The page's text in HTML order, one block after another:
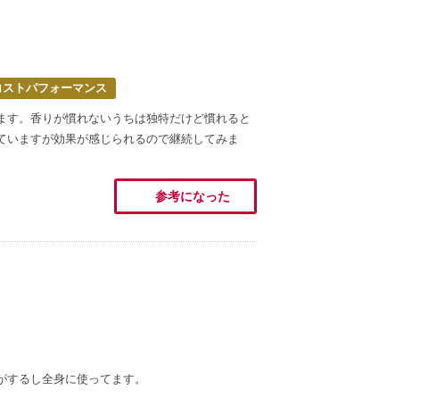
ストパフォーマンス
。香りが慣れないうちは独特だけど慣れると
ますが効果が感じられるので継続してみま
参考になった
るし全身に使ってます。